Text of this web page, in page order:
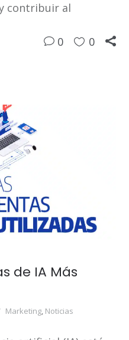
contribuir al
0 0
de IA Más
Marketing, Noticias